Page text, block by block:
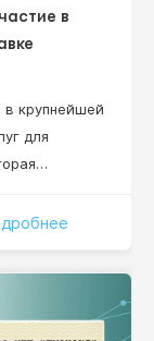
в
в крупнейшей
для
дня выставки